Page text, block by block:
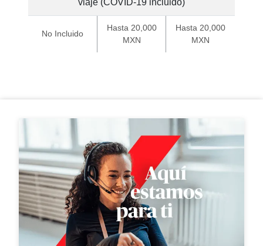
viaje (COVID-19 incluido)
No Incluido
Hasta 20,000
MXN
Hasta 20,000
MXN